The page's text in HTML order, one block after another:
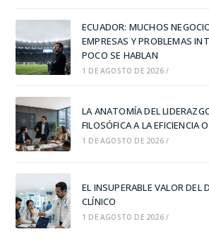
ECUADOR: MUCHOS
EMPRESAS Y PROBLEMAS
POCO SE HABLAN
1 DE AGOSTO DE 2026 /
LA ANATOMÍA DEL
FILOSÓFICA A LA EFICIENCIA
1 DE AGOSTO DE 2026 /
EL INSUPERABLE VALOR DEL
CLÍNICO
1 DE AGOSTO DE 2026 /